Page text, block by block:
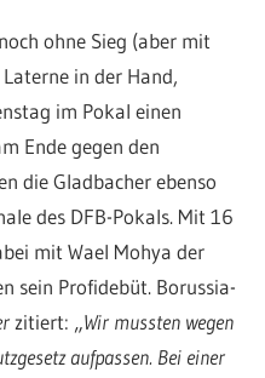
ohne Sieg (aber mit
in der Hand,
im Pokal einen
Ende gegen den
die Gladbacher ebenso
des DFB-Pokals. Mit 16
mit Wael Mohya der
sein Profidebüt. Borussia-
zitiert: „Wir mussten wegen
aufpassen. Bei einer